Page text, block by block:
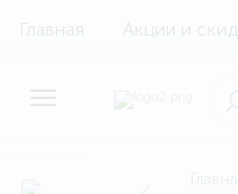
Главная Акции и